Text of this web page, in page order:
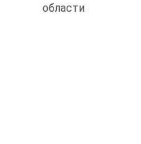
области